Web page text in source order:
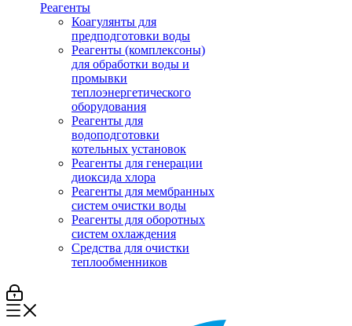
Реагенты
Коагулянты для
предподготовки воды
Реагенты (комплексоны)
для обработки воды и
промывки
теплоэнергетического
оборудования
Реагенты для
водоподготовки
котельных установок
Реагенты для генерации
диоксида хлора
Реагенты для мембранных
систем очистки воды
Реагенты для оборотных
систем охлаждения
Средства для очистки
теплообменников